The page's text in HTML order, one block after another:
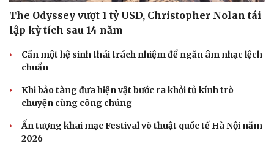
The Odyssey vượt 1 tỷ USD, Christopher Nolan tái
lập kỳ tích sau 14 năm
Cần một hệ sinh thái trách nhiệm để ngăn âm nhạc lệch
chuẩn
Khi bảo tàng đưa hiện vật bước ra khỏi tủ kính trò
chuyện cùng công chúng
Ấn tượng khai mạc Festival võ thuật quốc tế Hà Nội năm
2026